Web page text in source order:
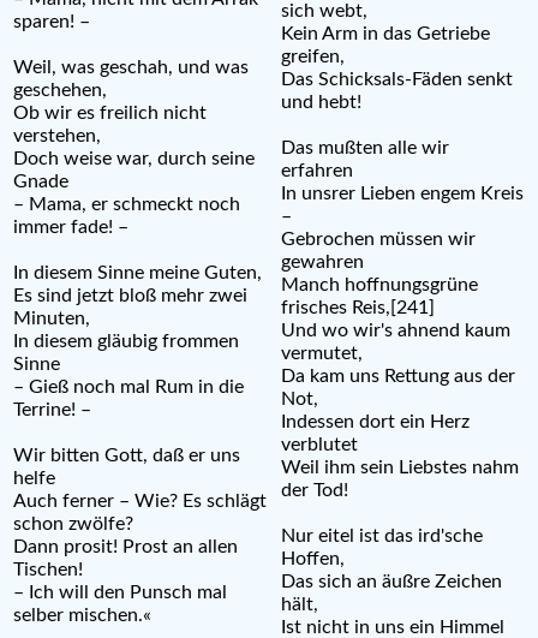
sparen! –
Weil, was geschah, und was
geschehen,
Ob wir es freilich nicht
verstehen,
Doch weise war, durch seine
Gnade
– Mama, er schmeckt noch
immer fade! –
In diesem Sinne meine Guten,
Es sind jetzt bloß mehr zwei
Minuten,
In diesem gläubig frommen
Sinne
– Gieß noch mal Rum in die
Terrine! –
Wir bitten Gott, daß er uns
helfe
Auch ferner – Wie? Es schlägt
schon zwölfe?
Dann prosit! Prost an allen
Tischen!
– Ich will den Punsch mal
selber mischen.«
sich webt,
Kein Arm in das Getriebe
greifen,
Das Schicksals-Fäden senkt
und hebt!
Das mußten alle wir
erfahren
In unsrer Lieben engem Kreis
–
Gebrochen müssen wir
gewahren
Manch hoffnungsgrüne
frisches Reis,[241]
Und wo wir's ahnend kaum
vermutet,
Da kam uns Rettung aus der
Not,
Indessen dort ein Herz
verblutet
Weil ihm sein Liebstes nahm
der Tod!
Nur eitel ist das ird'sche
Hoffen,
Das sich an äußre Zeichen
hält,
Ist nicht in uns ein Himmel